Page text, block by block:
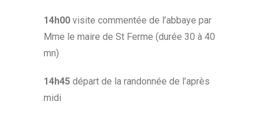
14h00 visite commentée de l’abbaye par
Mme le maire de St Ferme (durée 30 à 40
mn)
14h45 départ de la randonnée de l’après
midi